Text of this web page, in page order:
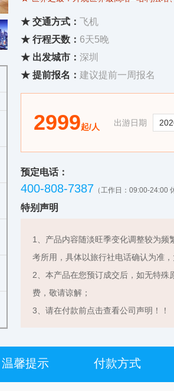
★ 特色双镇游：朱美拉运河古镇、伊朗小
★ 赠送价值1399元豪华大礼包：
1)加长豪车游棕榈岛：特别安排【加长
酒店
★ 优质服务：天天安排有车导，感受优质
★ 交通方式： 飞机
★ 行程天数： 6天5晚
★ 出发城市： 深圳
★ 提前报名： 建议提前一周报名
2999起/人 出游日期
预定电话：
400-808-7387 （工作日：09:00-24:00
特别声明
1、产品内容随淡旺季变化调整较为
考所用，具体以旅行社电话确认为准
2、本产品在您预订成交后，如无特
费，敬请谅解；
3、请在付款前点击查看公司声明！！
温馨提示 付款方式